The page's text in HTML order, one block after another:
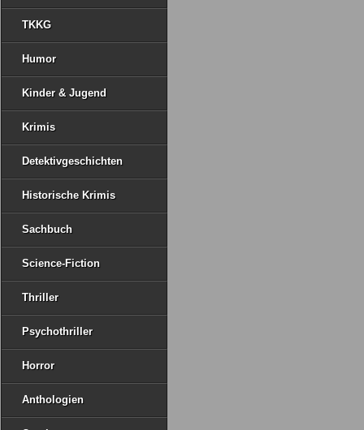
TKKG
Humor
Kinder & Jugend
Krimis
Detektivgeschichten
Historische Krimis
Sachbuch
Science-Fiction
Thriller
Psychothriller
Horror
Anthologien